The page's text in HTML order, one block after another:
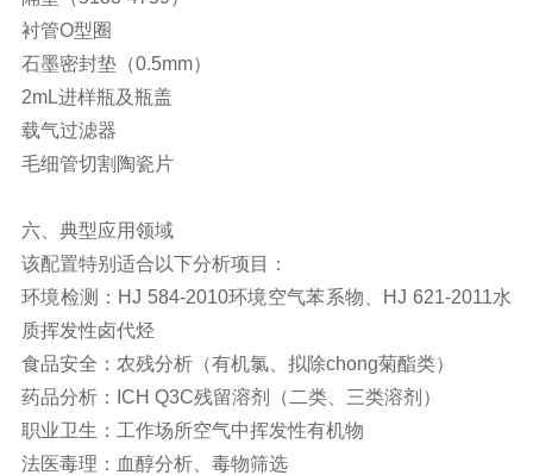
衬管O型圈
石墨密封垫（0.5mm）
2mL进样瓶及瓶盖
载气过滤器
毛细管切割陶瓷片
六、典型应用领域
该配置特别适合以下分析项目：
环境检测：HJ 584-2010环境空气苯系物、HJ 621-2011水
质挥发性卤代烃
食品安全：农残分析（有机氯、拟除chong菊酯类）
药品分析：ICH Q3C残留溶剂（二类、三类溶剂）
职业卫生：工作场所空气中挥发性有机物
法医毒理：血醇分析、毒物筛选